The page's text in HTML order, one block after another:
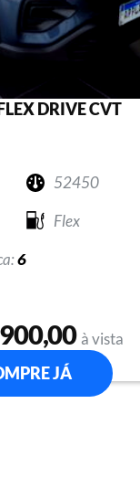
DRIVE CVT
52450
Flex
6
à vista
JÁ